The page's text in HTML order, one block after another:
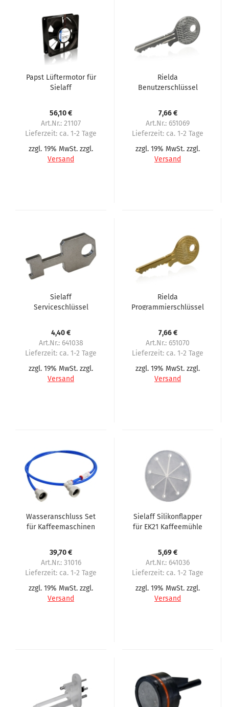
Papst Lüftermotor für
Sielaff
56,10 €
Art.Nr.: 21107
Lieferzeit: ca. 1-2 Tage
zzgl. 19% MwSt. zzgl.
Versand
Rielda
Benutzerschlüssel
7,66 €
Art.Nr.: 651069
Lieferzeit: ca. 1-2 Tage
zzgl. 19% MwSt. zzgl.
Versand
Sielaff
Serviceschlüssel
4,40 €
Art.Nr.: 641038
Lieferzeit: ca. 1-2 Tage
zzgl. 19% MwSt. zzgl.
Versand
Rielda
Programmierschlüssel
7,66 €
Art.Nr.: 651070
Lieferzeit: ca. 1-2 Tage
zzgl. 19% MwSt. zzgl.
Versand
Wasseranschluss Set
für Kaffeemaschinen
39,70 €
Art.Nr.: 31016
Lieferzeit: ca. 1-2 Tage
zzgl. 19% MwSt. zzgl.
Versand
Sielaff Silikonflapper
für EK21 Kaffeemühle
5,69 €
Art.Nr.: 641036
Lieferzeit: ca. 1-2 Tage
zzgl. 19% MwSt. zzgl.
Versand